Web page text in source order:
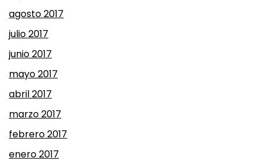
agosto 2017
julio 2017
junio 2017
mayo 2017
abril 2017
marzo 2017
febrero 2017
enero 2017